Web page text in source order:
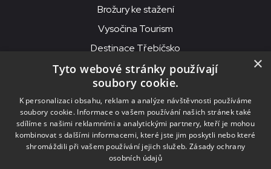
Brožury ke stažení
Vysočina Tourism
Destinace Třebíčsko
© 2026MKS Beseda Mor. Budějovice
MKS Beseda, příspěvková organizace, Purcnerova 62, 676 02
Moravské Budějovice
IČO: 00091758, DIČ: CZ00091758, ID datové schránky: chjn2kd
×
Tyto webové stránky používají
soubory cookie.
K personalizaci obsahu, reklam a analýze návštěvnosti používáme
soubory cookie. Informace o vašem používání našich stránek také
sdílíme s našimi reklamními a analytickými partnery, kteří je mohou
kombinovat s dalšími informacemi, které jste jim poskytli nebo které
shromáždili při vašem používání jejich služeb. Zásady ochrany
osobních údajů